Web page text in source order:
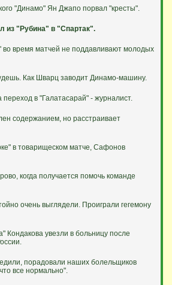
"Динамо" Ян Джапо порвал "кресты".
из "Рубина" в "Спартак".
во время матчей не поддавливают молодых
Как Шварц заводит Динамо-машину.
переход в "Галатасарай" - журналист.
содержанием, но расстраивает
в товарищеском матче, Сафонов
когда получается помочь команде
очень выглядели. Проиграли гегемону
Кондакова увезли в больницу после
порадовали наших болельщиков
все нормально".